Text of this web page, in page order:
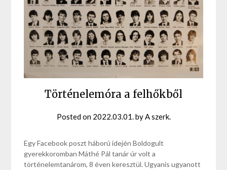
Történelemóra a felhőkből
Posted on 2022.03.01.byA szerk.
Egy Facebook poszt háború idején Boldogult
gyerekkoromban Máthé Pál tanár úr volt a
történelemtanárom, 8 éven keresztül. Ugyanis ugyanott